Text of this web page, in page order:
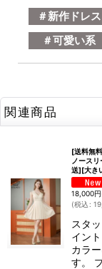
＃新作ドレス
＃可愛い系
関連商品
[送料無
ノース
送][大き
18,000円
(税込 :
スタ
イン
カラ
す。